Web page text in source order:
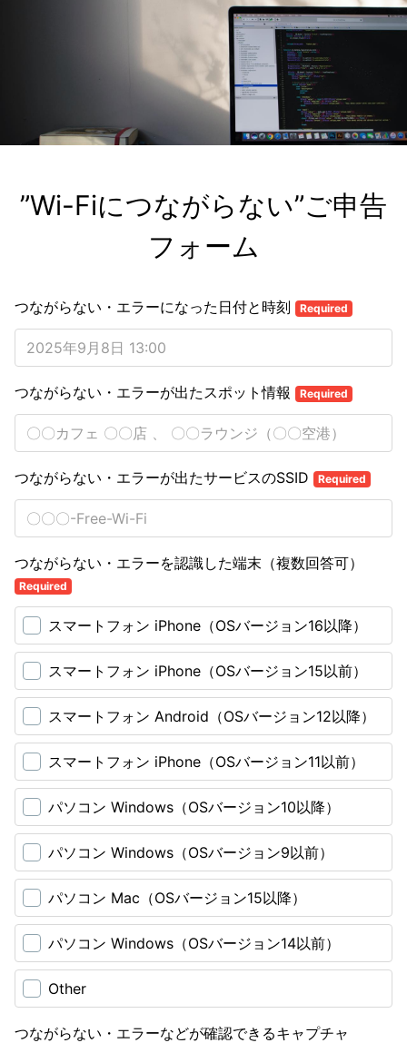
”Wi-Fiにつながらない”ご申告
フォーム
つながらない・エラーになった日付と時刻 Required
つながらない・エラーが出たスポット情報 Required
つながらない・エラーが出たサービスのSSID Required
つながらない・エラーを認識した端末（複数回答可）
Required
スマートフォン iPhone（OSバージョン16以降）
スマートフォン iPhone（OSバージョン15以前）
スマートフォン Android（OSバージョン12以降）
スマートフォン iPhone（OSバージョン11以前）
パソコン Windows（OSバージョン10以降）
パソコン Windows（OSバージョン9以前）
パソコン Mac（OSバージョン15以降）
パソコン Windows（OSバージョン14以前）
Other
つながらない・エラーなどが確認できるキャプチャ